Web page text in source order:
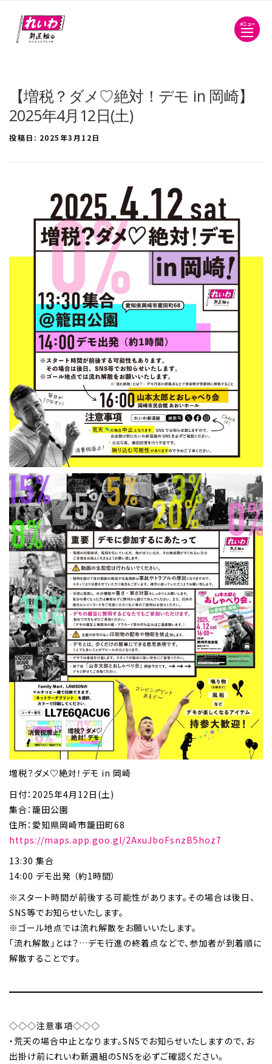
メニュー
【増税？ダメ♡絶対！デモ in 岡崎】
2025年4月12日(土)
投稿日: 2025年3月12日
増税？ダメ♡絶対！デモ in 岡崎
日付：2025年4月12日(土)
集合：籠田公園
住所：愛知県岡崎市籠田町68
https://maps.app.goo.gl/2AxuJboFsnzB5hoz7
13:30 集合
14:00 デモ出発 （約1時間）
※スタート時間が前後する可能性があります。その場合は後日、
SNS等でお知らせいたします。
※ゴール地点では流れ解散をお願いいたします。
「流れ解散」とは？…デモ行進の終着点などで、参加者が到着順に
解散することです。
◇◇◇注意事項◇◇◇
・荒天の場合中止となります。SNSでお知らせいたしますので、お
出掛け前にれいわ新選組のSNSを必ずご確認ください。